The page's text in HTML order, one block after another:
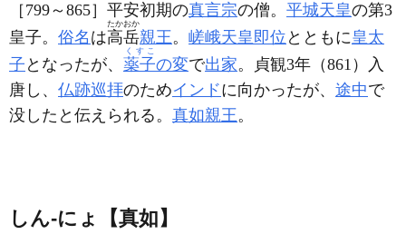
［799～865］平安初期の真言宗の僧。 平城天皇の第3
皇子。 俗名 は高岳
たかおか
親王。 嵯峨天皇即位 とともに皇太
子 となったが、 薬子
くすこ
の変で出家。貞観3年（861）入
唐し、 仏跡巡拝のためインドに向かったが、 途中で
没したと伝えられる。 真如親王。
しん‐にょ【真如】